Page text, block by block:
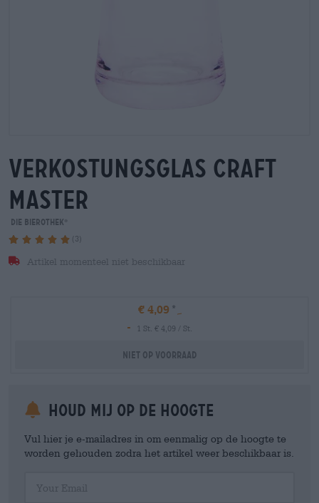
verkostungsglas craft
master
Die Bierothek
(3)
Artikel momenteel niet beschikbaar
€ 4,09
-
1 St. € 4,09 / St.
Niet op voorraad
Houd mij op de hoogte
Vul hier je e-mailadres in om eenmalig op de hoogte te
worden gehouden zodra het artikel weer beschikbaar is.